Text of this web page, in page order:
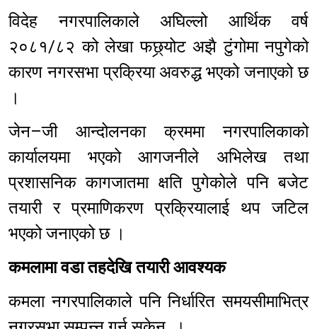
विदेह नगरपालिकाले अघिल्लो आर्थिक वर्ष
२०८१/८२ को लेखा फछ्र्योट अझै टुंगोमा नपुगेको
कारण नगरसभा प्रक्रिया अवरुद्ध भएको जनाएको छ
।
जेन–जी आन्दोलनका क्रममा नगरपालिकाको
कार्यालयमा भएको आगजनीले अभिलेख तथा
प्रशासनिक कागजातमा क्षति पुगेकोले पनि बजेट
तयारी र प्रमाणिकरण प्रक्रियालाई थप जटिल
भएको जनाएको छ ।
कमलामा वडा तहदेखि तयारी आवश्यक
कमला नगरपालिकाले पनि निर्धारित समयसीमाभित्र